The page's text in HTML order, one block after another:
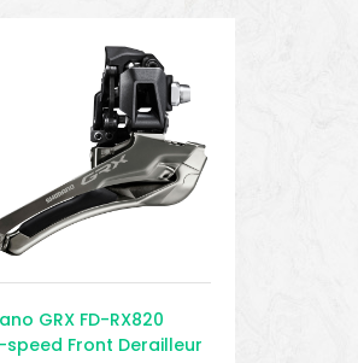
GRX FD-RX820
speed Front Derailleur